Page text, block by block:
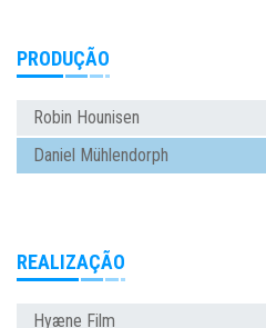
PRODUÇÃO
Robin Hounisen
Daniel Mühlendorph
REALIZAÇÃO
Hyæne Film